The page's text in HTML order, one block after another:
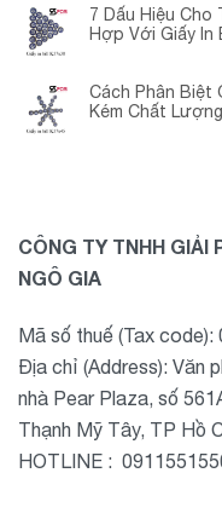
7 Dấu Hiệu Cho
Hợp Với Giấy In
Cách Phân Biệt
Kém Chất Lượng
CÔNG TY TNHH GIẢI
NGÔ GIA
Mã số thuế (Tax code):
Địa chỉ (Address): Văn
nhà Pear Plaza, số
Thạnh Mỹ Tây, TP Hồ
HOTLINE :